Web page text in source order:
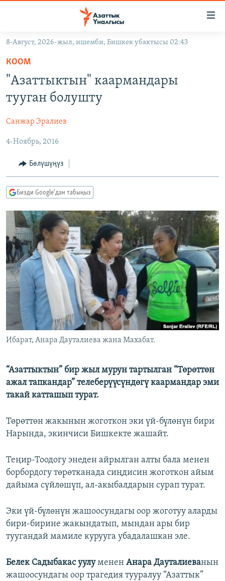
Навигацияга
өтүңүз
Издөөгө
салыңыз
КЫРГЫЗСТАН
КЫРГЫЗСТАН
ЭКОНОМИКА
МАДАНИЯТ
БОРБОР АЗИЯ
УКРАИНА
АТАЙЫН ИЛИКТӨӨ
ТВ ПРОГРАММАЛАР
БҮГҮН АЗАТТЫКТА
БИЗ ЖАНА ДҮЙНӨ
ДАНИСТЕ
ЭЖЕ-СИҢДИЛЕР
АЗАТТЫК+
ЫҢГАЙСЫЗ СУРООЛОР
ПОДКАСТ
ӨЗГӨЧӨ ПИКИР
ОНЛАЙН ШЕРИНЕ
ЭЕ/АРнун бардык сайттары
8-Август, 2026-жыл, ишемби, Бишкек убактысы 02:43
КООМ
"Азаттыктын" каармандары
тууган болушту
Санжар Эралиев
4-Ноябрь, 2016
Бөлүшүңүз
Бизди Google'дан табыңыз
Ибарат, Анара Дауталиева жана Махабат.
“Азаттыктын” бир жыл мурун тартылган “Төрөттөн
ажал тапкандар” телеберүүсүндөгү каармандар эми
такай катташып турат.
Төрөттөн жакынын жоготкон эки үй-бүлөнүн бири
Нарында, экинчиси Бишкекте жашайт.
Теңир-Тоодогу энеден айрылган алты бала менен
борбордогу төрөтканада сиңдисин жоготкон айым
дайыма сүйлөшүп, ал-акыбалдарын сурап турат.
Эки үй-бүлөнүн жашоосундагы оор жоготуу аларды
бири-бирине жакындатып, мындан ары бир
туугандай мамиле курууга убадалашкан эле.
Белек Садыбакас уулуменен Анара Дауталиеванын
жашоосундагы оор трагедия тууралуу “Азаттык”